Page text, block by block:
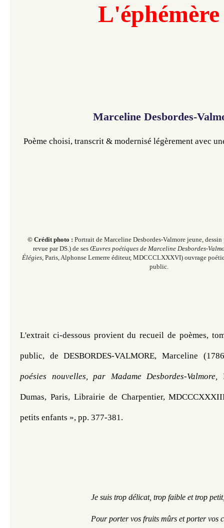
L'éphémère
Marceline Desbordes-
Poème choisi, transcrit & modernisé légèrement avec
© Crédit photo : Portrait de Marceline Desbordes-Valmore jeune,
revue par DS.) de ses Œuvres poétiques de Marceline Desbordes-
Élégies, Paris, Alphonse Lemerre éditeur, MDCCCLXXXVI) ouvrage
public.
L'extrait ci-dessous provient du recueil de poèmes,
public, de DESBORDES-VALMORE, Marceline
poésies nouvelles, par Madame Desbordes-Valmore,
Dumas, Paris, Librairie de Charpentier,
petits enfants », pp. 377-381.
Je suis trop délicat, trop faible et trop
Pour porter vos fruits mûrs et porter vos